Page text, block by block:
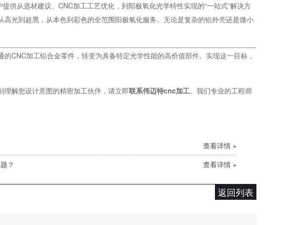
供从选材建议、CNC加工工艺优化，到阳极氧化光学特性实现的“一站式”解决方
光到超黑，从本色到彩色的全范围阳极氧化服务。无论是复杂的铝外壳还是微小
CNC加工铝合金零件，转变为具备特定光学性能的高价值部件。实现这一目标，
解您设计意图的精密加工伙伴，请立即联系伟迈特cnc加工。我们专业的工程师
查看详情 +
查看详情 +
？
返回列表